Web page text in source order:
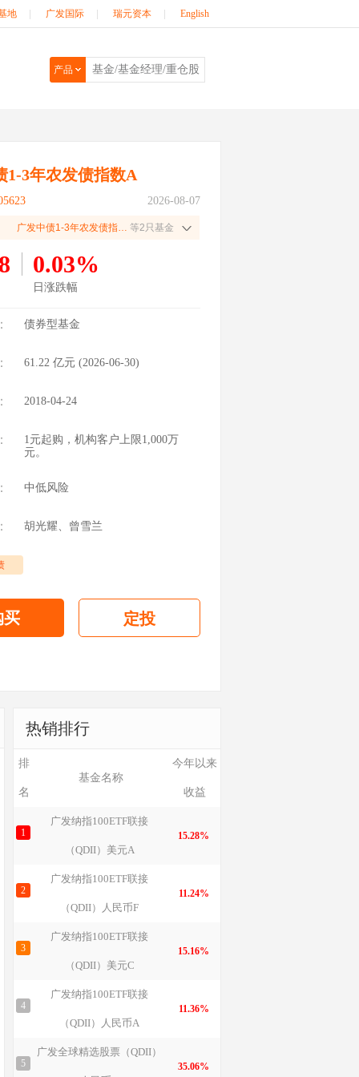
地 广发国际 瑞元资本 English
产品
1-3年农发债指数A
2026-08-07
广发中债1-3年农发债指数C 等2只基金
0.03%
日涨跌幅
债券型基金
61.22 亿元 (2026-06-30)
2018-04-24
1元起购，机构客户上限1,000万
元。
中低风险
胡光耀、 曾雪兰
买 定投
热销排行
排
名
基金名称
今年以来
收益
1
广发纳指100ETF联接
（QDII）美元A
15.28%
2
广发纳指100ETF联接
（QDII）人民币F
11.24%
3
广发纳指100ETF联接
（QDII）美元C
15.16%
4
广发纳指100ETF联接
（QDII）人民币A
11.36%
5
广发全球精选股票（QDII）
35.06%